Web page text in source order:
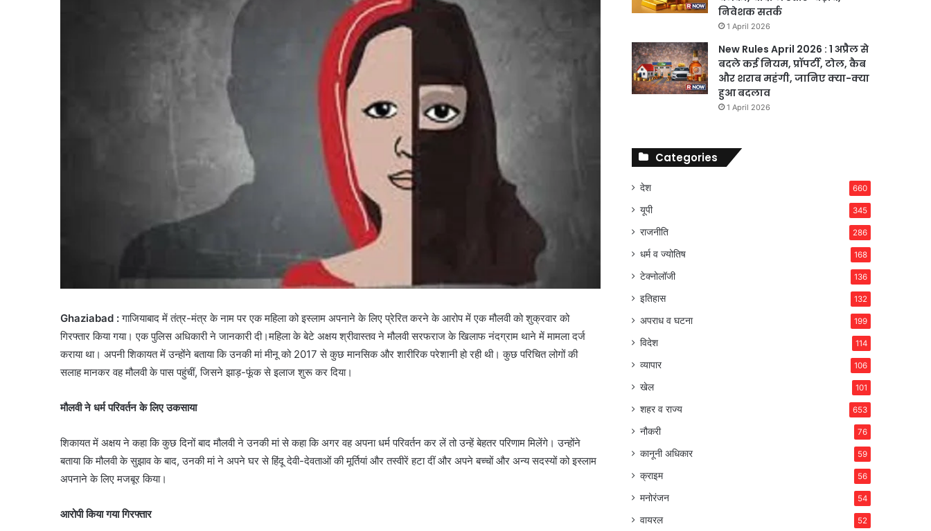
Ghaziabad :गाजियाबाद में तंत्र-मंत्र के नाम पर एक महिला को इस्लाम अपनाने के लिए प्रेरित करने के आरोप में एक मौलवी को शुक्रवार को
गिरफ्तार किया गया। एक पुलिस अधिकारी ने जानकारी दी।महिला के बेटे अक्षय श्रीवास्तव ने मौलवी सरफराज के खिलाफ नंदग्राम थाने में मामला दर्ज
कराया था। अपनी शिकायत में उन्होंने बताया कि उनकी मां मीनू को 2017 से कुछ मानसिक और शारीरिक परेशानी हो रही थी। कुछ परिचित लोगों की
सलाह मानकर वह मौलवी के पास पहुंचीं, जिसने झाड़-फूंक से इलाज शुरू कर दिया।
मौलवी ने धर्म परिवर्तन के लिए उकसाया
शिकायत में अक्षय ने कहा कि कुछ दिनों बाद मौलवी ने उनकी मां से कहा कि अगर वह अपना धर्म परिवर्तन कर लें तो उन्हें बेहतर परिणाम मिलेंगे। उन्होंने
बताया कि मौलवी के सुझाव के बाद, उनकी मां ने अपने घर से हिंदू देवी-देवताओं की मूर्तियां और तस्वीरें हटा दीं और अपने बच्चों और अन्य सदस्यों को इस्लाम
अपनाने के लिए मजबूर किया।
आरोपी किया गया गिरफ्तार
निवेशक सतर्क
1 April 2026
New Rules April 2026 : 1 अप्रैल से
बदले कई नियम, प्रॉपर्टी, टोल, कैब
और शराब महंगी, जानिए क्या-क्या
हुआ बदलाव
1 April 2026
Categories
देश 660
यूपी 345
राजनीति 286
धर्म व ज्योतिष 168
टेक्नोलॉजी 136
इतिहास 132
अपराध व घटना 199
विदेश 114
व्यापार 106
खेल 101
शहर व राज्य 653
नौकरी 76
कानूनी अधिकार 59
क्राइम 56
मनोरंजन 54
वायरल 52